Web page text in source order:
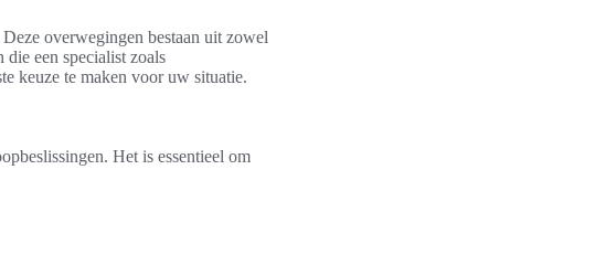
overwegingen bestaan uit zowel
een specialist zoals
keuze te maken voor uw situatie.
Het is essentieel om